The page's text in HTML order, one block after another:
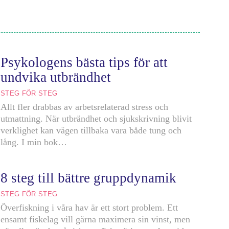
Psykologens bästa tips för att
undvika utbrändhet
STEG FÖR STEG
Allt fler drabbas av arbetsrelaterad stress och
utmattning. När utbrändhet och sjukskrivning blivit
verklighet kan vägen tillbaka vara både tung och
lång. I min bok…
8 steg till bättre gruppdynamik
STEG FÖR STEG
Överfiskning i våra hav är ett stort problem. Ett
ensamt fiskelag vill gärna maximera sin vinst, men